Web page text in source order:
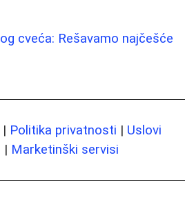
cveća: Rešavamo najčešće
| Politika privatnosti | Uslovi
| Marketinški servisi